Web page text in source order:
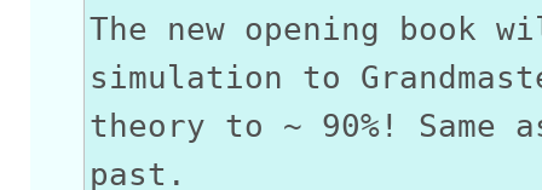
The new opening
simulation to
theory to ~ 90%! Same
past.